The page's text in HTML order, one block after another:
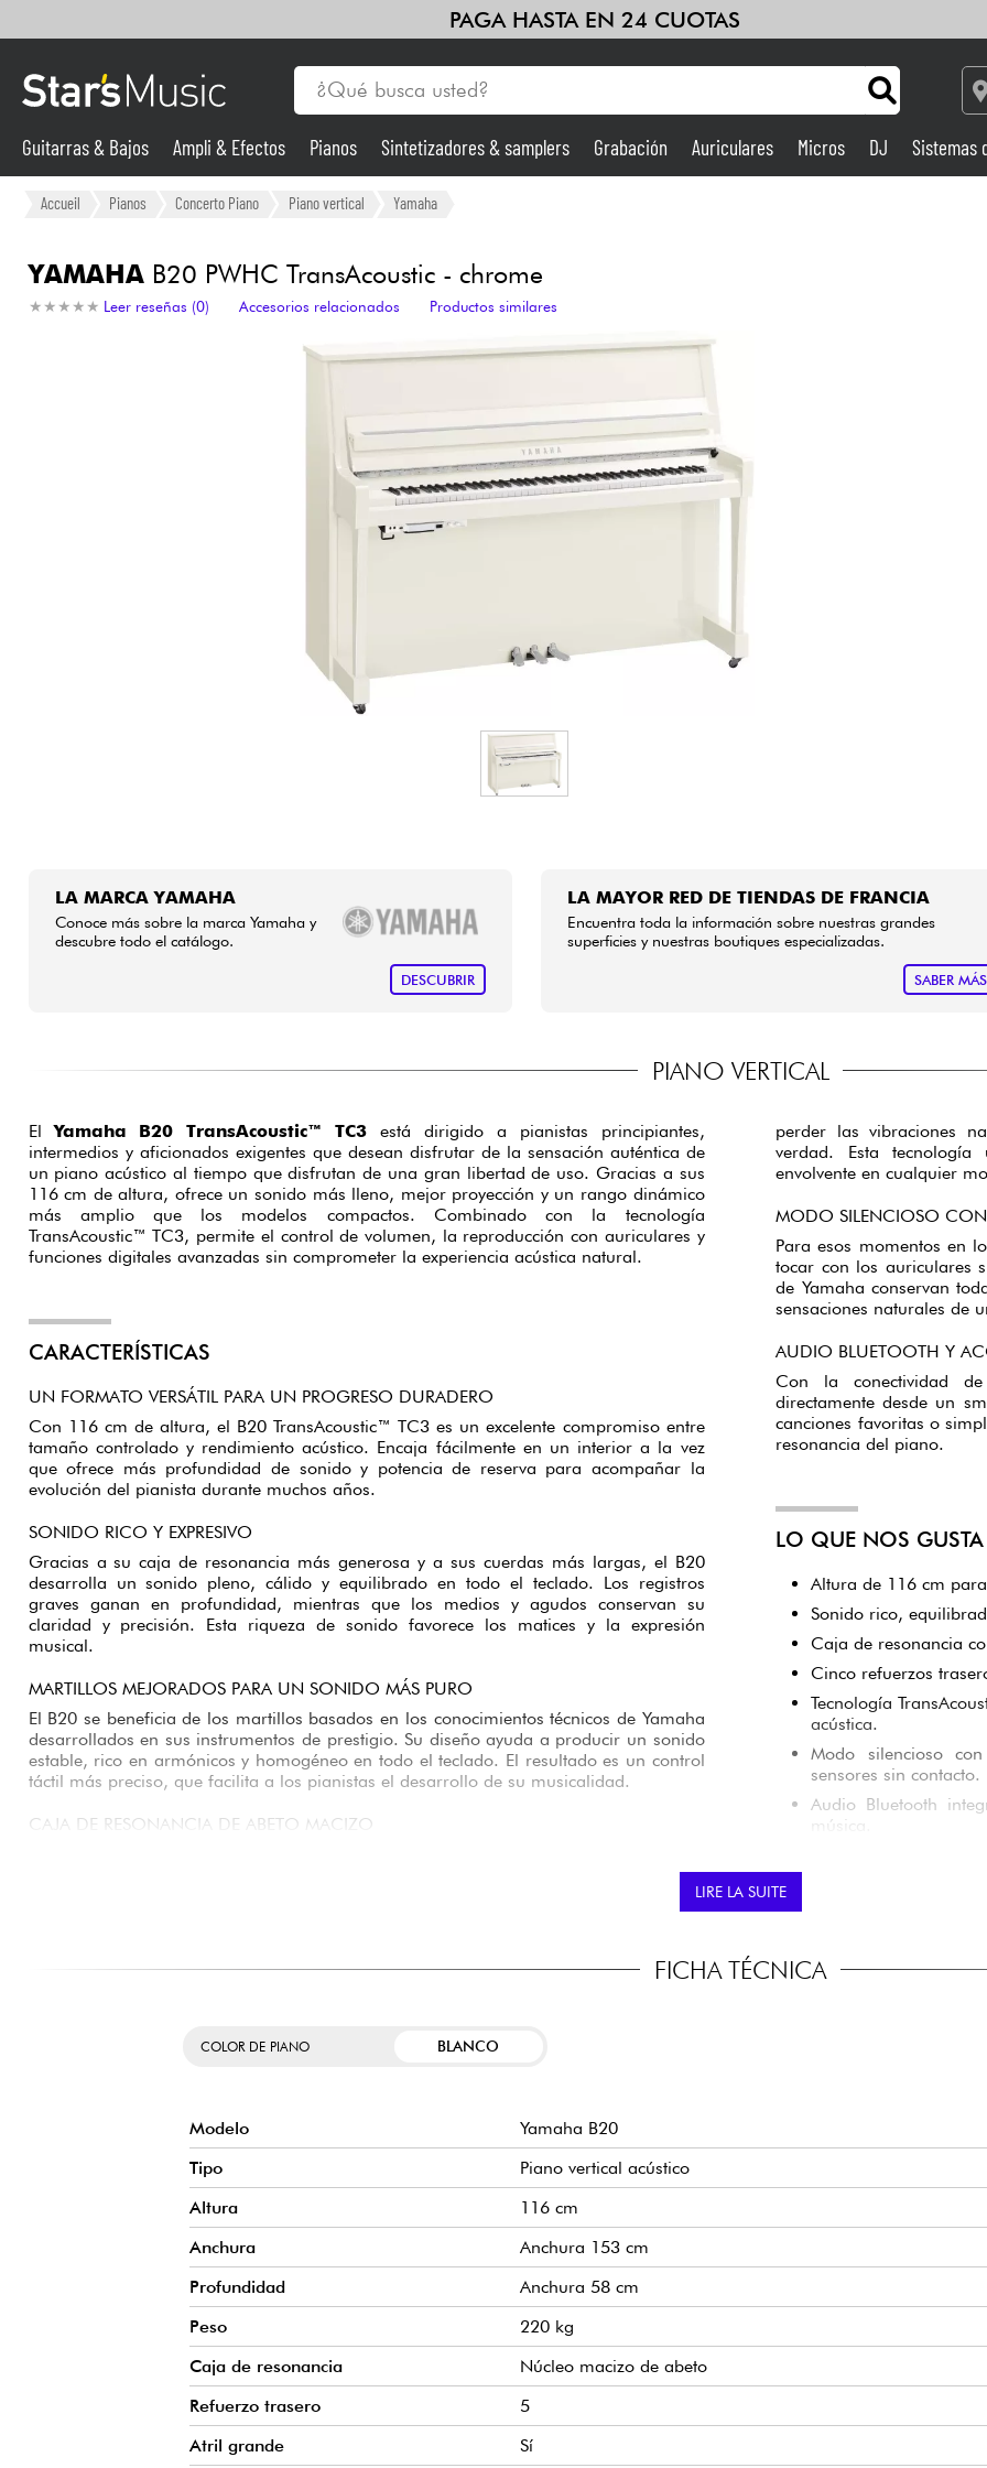
PAGA HASTA EN 24 CUOTAS
Guitarras & Bajos
Sintetizadores & samplers
Niños
Bundle
Guitarras & Bajos Ampli & Efectos Pianos Sintetizadores & samplers Grabación Auriculares Micros DJ Sistemas
Accueil Pianos Concerto Piano Piano vertical Yamaha
YAMAHAB20 PWHC TransAcoustic - chrome
★ ★ ★ ★ ★
★ ★ ★ ★ ★ Leer reseñas (0) Accesorios relacionados Productos similares
LA MARCA YAMAHA
Conoce más sobre la marca Yamaha y
descubre todo el catálogo.
DESCUBRIR
LA MAYOR RED DE TIENDAS DE FRANCIA
Encuentra toda la información sobre nuestras grandes
superficies y nuestras boutiques especializadas.
SABER MÁS
PIANO VERTICAL
ElYamaha B20 TransAcoustic™ TC3está dirigido a pianistas principiantes,
intermedios y aficionados exigentes que desean disfrutar de la sensación auténtica de
un piano acústico al tiempo que disfrutan de una gran libertad de uso. Gracias a sus
116 cm de altura, ofrece un sonido más lleno, mejor proyección y un rango dinámico
más amplio que los modelos compactos. Combinado con la tecnología
TransAcoustic™ TC3, permite el control de volumen, la reproducción con auriculares y
funciones digitales avanzadas sin comprometer la experiencia acústica natural.
CARACTERÍSTICAS
UN FORMATO VERSÁTIL PARA UN PROGRESO DURADERO
Con 116 cm de altura, el B20 TransAcoustic™ TC3 es un excelente compromiso entre
tamaño controlado y rendimiento acústico. Encaja fácilmente en un interior a la vez
que ofrece más profundidad de sonido y potencia de reserva para acompañar la
evolución del pianista durante muchos años.
SONIDO RICO Y EXPRESIVO
Gracias a su caja de resonancia más generosa y a sus cuerdas más largas, el B20
desarrolla un sonido pleno, cálido y equilibrado en todo el teclado. Los registros
graves ganan en profundidad, mientras que los medios y agudos conservan su
claridad y precisión. Esta riqueza de sonido favorece los matices y la expresión
musical.
MARTILLOS MEJORADOS PARA UN SONIDO MÁS PURO
El B20 se beneficia de los martillos basados en los conocimientos técnicos de Yamaha
desarrollados en sus instrumentos de prestigio. Su diseño ayuda a producir un sonido
estable, rico en armónicos y homogéneo en todo el teclado. El resultado es un control
táctil más preciso, que facilita a los pianistas el desarrollo de su musicalidad.
CAJA DE RESONANCIA DE ABETO MACIZO
excelente proyección del sonido. Este material es famoso por sus cualidades acústicas,
que permiten que el piano desarrolle un timbre cálido y vivo a la vez que mantiene
El gran atril facilita la colocación de varias partituras o métodos. Su formato también
ayuda a proporcionar un espacio más despejado para tocar, lo que se agradece
especialmente durante las largas sesiones de práctica. La tapa de cierre suave
proporciona seguridad adicional para el uso diario.
TECNOLOGÍA TRANSACOUSTIC™ TC3 INTEGRADA
El sistema TransAcoustic™ TC3 convierte la caja de resonancia del piano en un
auténtico difusor de sonido. Puedes ajustar el volumen para adaptarlo a tu entorno sin
perder las vibraciones
verdad. Esta
envolvente en cualquier
MODO SILENCIOSO CON
Para esos momentos en
tocar con los auriculares
de Yamaha conservan
sensaciones naturales de
AUDIO BLUETOOTH Y
Con la conectividad
directamente desde un
canciones favoritas o
resonancia del piano.
LO QUE NOS
Altura de 116 cm
Sonido rico,
Caja de resonancia
Cinco refuerzos
Tecnología
acústica.
Modo silencioso
sensores sin contacto.
Audio Bluetooth
música.
A QUIÉN VA
adquirir un modelo
LIRE LA SUITE
FICHA TÉCNICA
COLOR DE PIANO BLANCO
Modelo
Yamaha B20
Tipo
Piano vertical acústico
Altura
116 cm
Anchura
Anchura 153 cm
Profundidad
Anchura 58 cm
Peso
220 kg
Caja de resonancia
Núcleo macizo de abeto
Refuerzo trasero
5
Atril grande
Sí